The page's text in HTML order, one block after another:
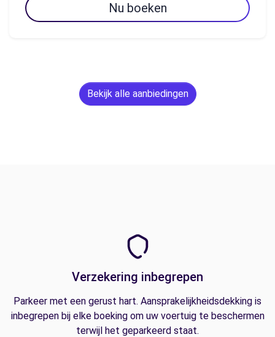
Nu boeken
Bekijk alle aanbiedingen
Verzekering inbegrepen
Parkeer met een gerust hart. Aansprakelijkheidsdekking is
inbegrepen bij elke boeking om uw voertuig te beschermen
terwijl het geparkeerd staat.